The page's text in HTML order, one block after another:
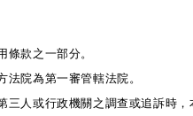
條款之一部分。
院為第一審管轄法院。
人或行政機關之調查或追訴時